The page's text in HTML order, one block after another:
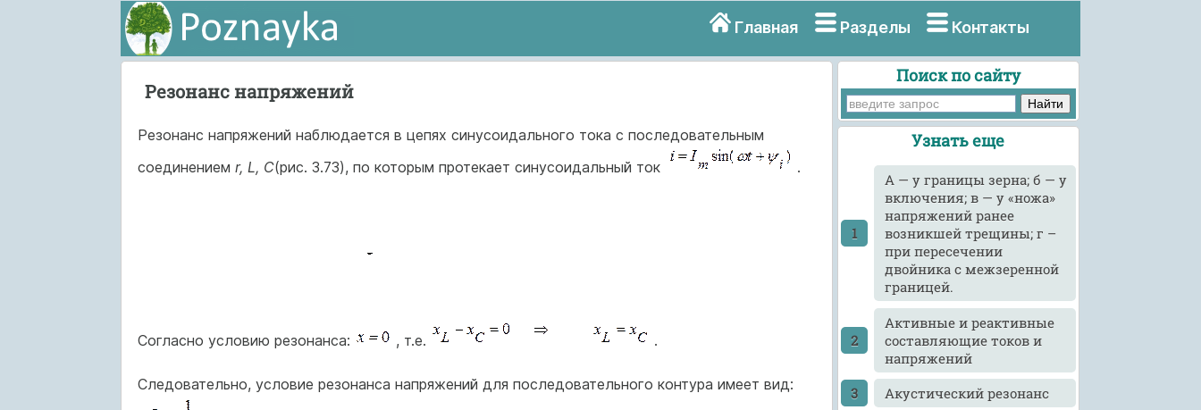
Главная Разделы Контакты
Резонанс напряжений
Резонанс напряжений наблюдается в цепях синусоидального тока с последовательным
соединением r, L, C(рис. 3.73), по которым протекает синусоидальный ток .
Согласно условию резонанса: , т.е. .
Следовательно, условие резонанса напряжений для последовательного контура имеет вид:
Поиск по сайту
Узнать еще
А — у границы зерна; б — у
включения; в — у «ножа»
напряжений ранее
возникшей трещины; г –
при пересечении
двойника с межзеренной
границей.
Активные и реактивные
составляющие токов и
напряжений
Акустический резонанс